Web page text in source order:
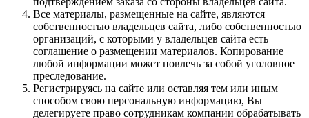
Все материалы, размещенные на сайте, являются
собственностью владельцев сайта, либо собственностью
организаций, с которыми у владельцев сайта есть
соглашение о размещении материалов. Копирование
любой информации может повлечь за собой уголовное
преследование.
Регистрируясь на сайте или оставляя тем или иным
способом свою персональную информацию, Вы
делегируете право сотрудникам компании обрабатывать